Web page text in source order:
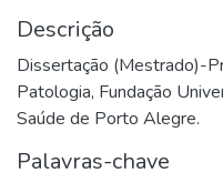
Descrição
Dissertação (Mestrado)-
Patologia, Fundação
Saúde de Porto Alegre.
Palavras-chave